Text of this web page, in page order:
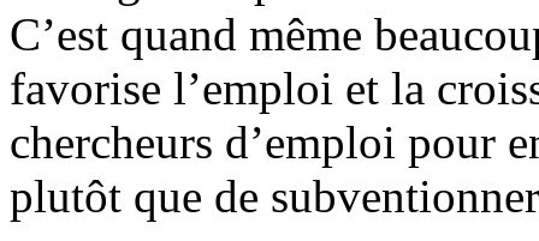
C’est quand même
favorise l’emploi et la
chercheurs d’emploi pour
plutôt que de